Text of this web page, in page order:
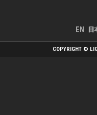
EN 日
COPYRIGHT ©